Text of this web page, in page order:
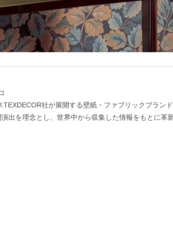
社が展開する壁紙・ファブリックブランド
出を理念とし、世界中から収集した情報をもとに革